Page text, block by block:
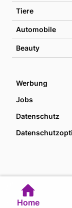
Tiere
Automobile
Beauty
Werbung
Jobs
Datenschutz
Home